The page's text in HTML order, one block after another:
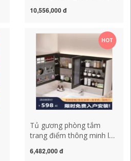
căn hộ nhỏ chậu rửa mặt
phòng tắm có đèn tủ
10,556,000 đ
HOT
Tủ gương phòng tắm
trang điểm thông minh lưu
tường có đèn phòng tắm
6,482,000 đ